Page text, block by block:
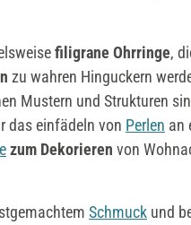
filigrane Ohrringe,
zu wahren Hinguckern
Mustern und Strukturen
das einfädeln von Perlen an
zum Dekorieren von
Schmuck und